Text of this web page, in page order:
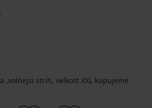
,volnejsi strih, velkost XXL kupujeme